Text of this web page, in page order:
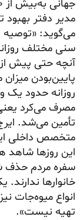
مدیر دفتر بهبود
می‌گوید: «توصیه
سنی مختلف
آنچه حتی پیش
پایین‌بودن
روزانه حدود یک‌
تأمین می‌شد.
متخصص داخلی
این روزها شاهد
سفره مردم حذف
خانوارها
انواع میوه‌جات
تهیه نیست».